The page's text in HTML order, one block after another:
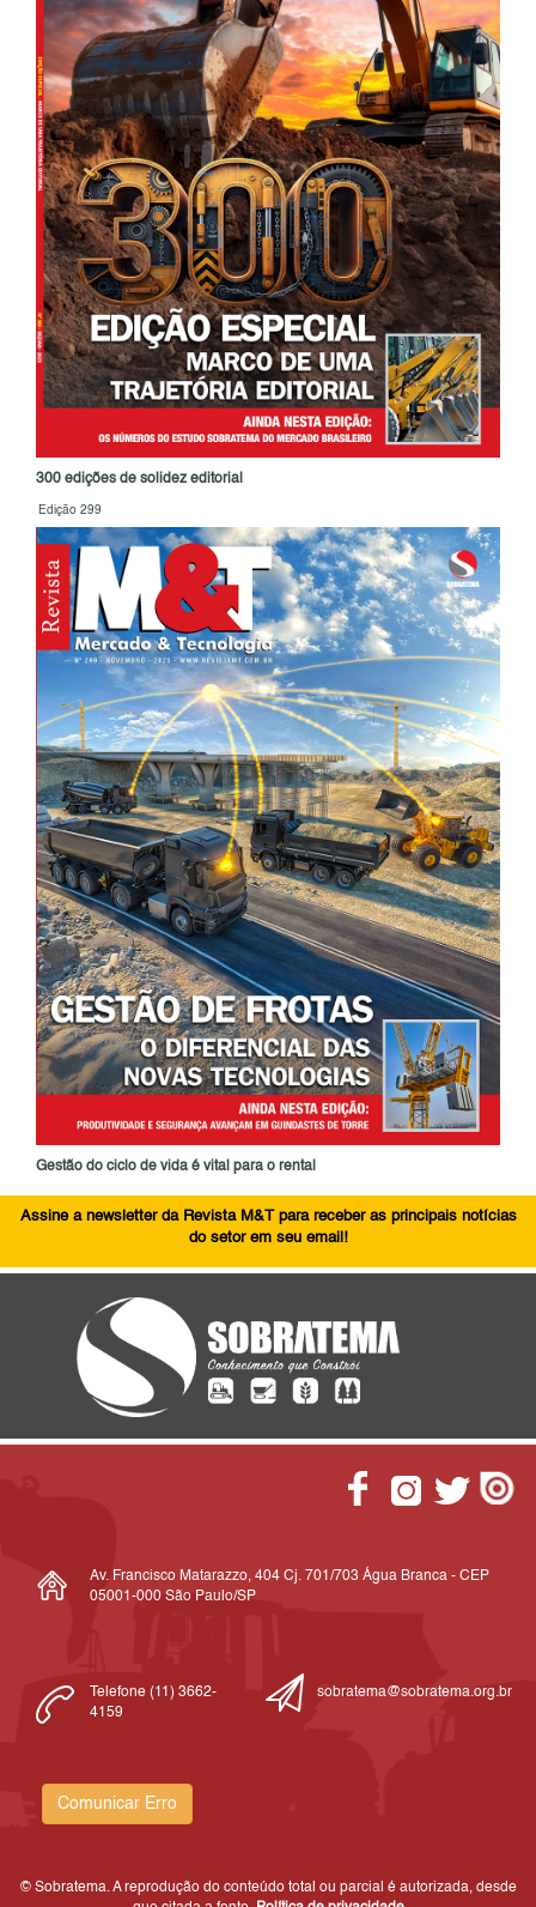
300 edições de solidez editorial
Edição 299
Gestão do ciclo de vida é vital para o rental
Assine a newsletter da Revista M&T para receber as principais notícias
do setor em seu email!
Av. Francisco Matarazzo, 404 Cj. 701/703 Água Branca - CEP
05001-000 São Paulo/SP
Telefone (11) 3662-
4159
sobratema@sobratema.org.br
Comunicar Erro
© Sobratema. A reprodução do conteúdo total ou parcial é autorizada, desde